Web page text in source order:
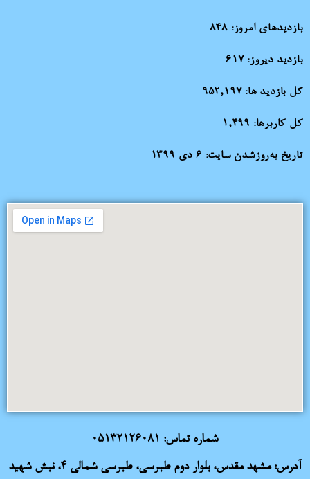
بازدیدهای امروز:848
بازدید دیروز:617
کل بازدید ها:952,197
کل کاربرها: 1,499
تاریخ به‌روزشدن سایت: ۶ دی ۱۳۹۹
شماره تماس: 05132126081
آدرس: مشهد مقدس، بلوار دوم طبرسی، طبرسی شمالی 4، نبش شهید